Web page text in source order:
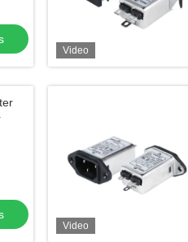
Video
Video